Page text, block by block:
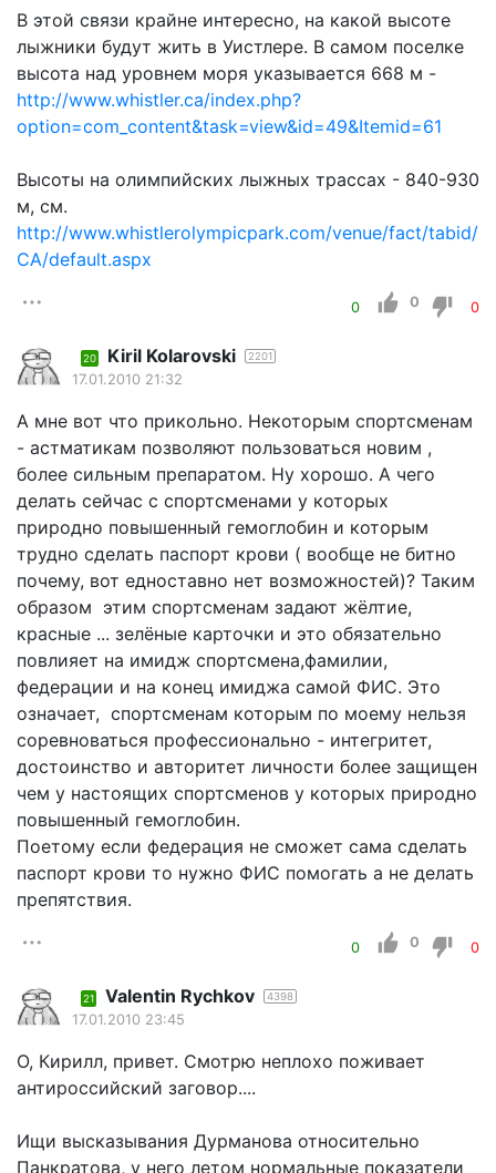
В этой связи крайне интересно, на какой высоте
лыжники будут жить в Уистлере. В самом поселке
высота над уровнем моря указывается 668 м -
http://www.whistler.ca/index.php?
option=com_content&task=view&id=49&Itemid=61
Высоты на олимпийских лыжных трассах - 840-930
м, см.
http://www.whistlerolympicpark.com/venue/fact/tabid/
CA/default.aspx
0 0 0
20 Kiril Kolarovski 2201
17.01.2010 21:32
А мне вот что прикольно. Некоторым спортсменам
- астматикам позволяют пользоваться новим ,
более сильным препаратом. Ну хорошо. А чего
делать сейчас с спортсмeнaми у которых
природно повышенный гемоглобин и которым
трудно сделать паспорт крови ( вообще не битно
почему, вот едноставно нет возможностей)? Таким
образом этим спортсменам задают жёлтие,
красные ... зелёные карточки и это обязательно
повлияет на имидж спортсмена,фамилии,
федерации и на конец имиджа самой ФИС. Это
означает, спортсменам которым по моему нельзя
соревноваться профессионально - интегритет,
достоинство и авторитет личности более защищен
чем у настоящих спортсменов у которых природно
повышенный гемоглобин.
Поетому если федерация не сможет сама сделать
паспорт крови то нужно ФИС помогать а не делать
препятствия.
0 0 0
21 Valentin Rychkov 4398
17.01.2010 23:45
О, Кирилл, привет. Смотрю неплохо поживает
антироссийский заговор....
Ищи высказывания Дурманова относительно
Панкратова, у него летом нормальные показатели